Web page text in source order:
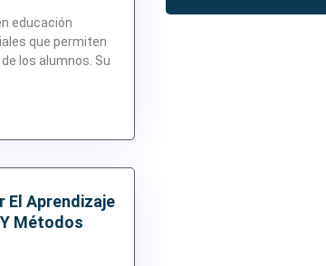
educación
que permiten
los alumnos. Su
El Aprendizaje
Métodos